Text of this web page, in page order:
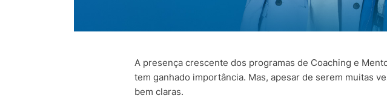
A presença crescente dos programas de Coaching e
tem ganhado importância. Mas, apesar de serem muitas
bem claras.